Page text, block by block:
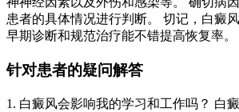
患者的具体情况进行判断。 切记，白癜
早期诊断和规范治疗能不错提高恢复率。
针对患者的疑问解答
1. 白癜风会影响我的学习和工作吗？ 白